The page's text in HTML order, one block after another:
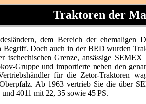
Traktoren der
dem Bereich der
Begriff. Doch auch in der BRD wurden
tschechischen Grenze, ansässige
Gruppe und importierte neben den
für die Zetor-Traktoren
Ab 1963 vertrieb Sie die über
4011 mit 22, 35 sowie 45 PS.